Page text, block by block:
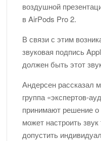
воздушной
в AirPods Pro 2.
В связи с этим
звуковая подпись
должен быть этот
Андерсен рассказал
группа «экспертов-
принимают решение
может настроить
допустить